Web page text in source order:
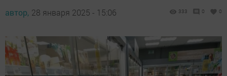
автор, 28 января 2025 - 15:06 333 0 0